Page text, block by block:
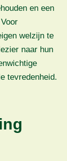
en een
welzijn te
naar hun
tevredenheid.